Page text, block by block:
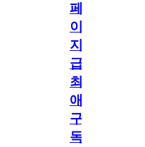
페
이
지
급!
최
애
구
독